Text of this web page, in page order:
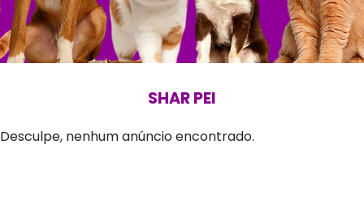
SHAR PEI
Desculpe, nenhum anúncio encontrado.